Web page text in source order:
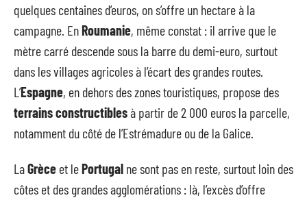
quelques centaines d’euros, on s’offre un hectare à la
campagne. EnRoumanie, même constat : il arrive que le
mètre carré descende sous la barre du demi-euro, surtout
dans les villages agricoles à l’écart des grandes routes.
L’Espagne, en dehors des zones touristiques, propose des
terrains constructiblesà partir de 2 000 euros la parcelle,
notamment du côté de l’Estrémadure ou de la Galice.
LaGrèce et lePortugal ne sont pas en reste, surtout loin des
côtes et des grandes agglomérations : là, l’excès d’offre